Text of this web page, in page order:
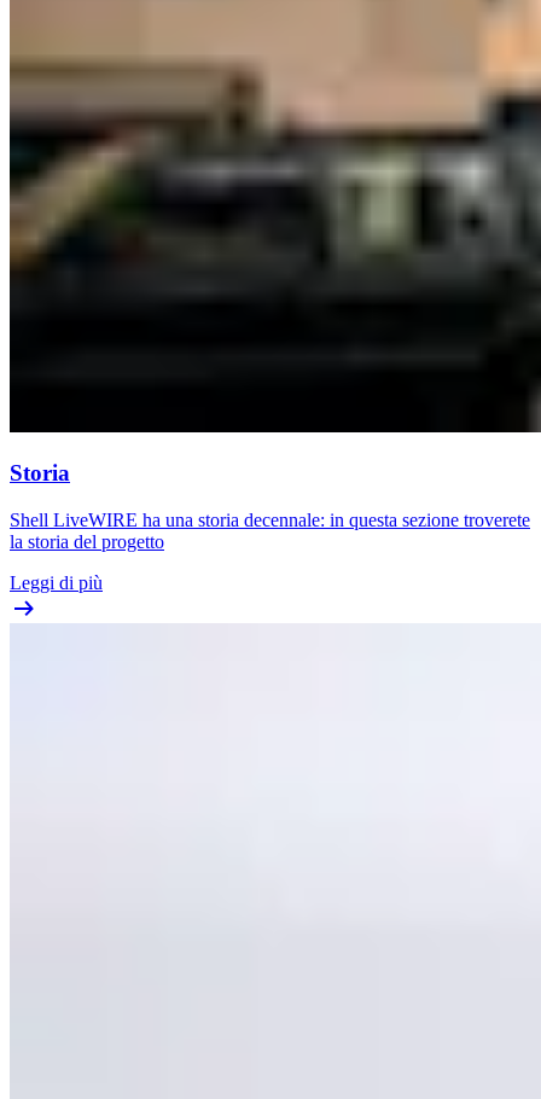
Storia
Shell LiveWIRE ha una storia decennale: in questa sezione troverete
la storia del progetto
Leggi di più